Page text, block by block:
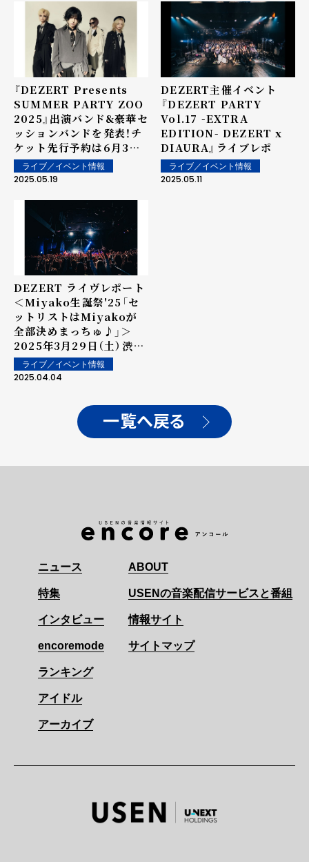
『DEZERT Presents
SUMMER PARTY ZOO
2025』出演バンド&豪華セ
ッションバンドを発表！チ
ケット先行予約は6月3日
(火)よりスタート！
ライブ／イベント情報
2025.05.19
DEZERT主催イベント
『DEZERT PARTY
Vol.17 -EXTRA
EDITION- DEZERT x
DIAURA』ライブレポ
ライブ／イベント情報
2025.05.11
DEZERT ライヴレポート
＜Miyako生誕祭'25「セ
ットリストはMiyakoが
全部決めまっちゅ♪」＞
2025年3月29日（土）渋谷
WWWX "武道館ワンマン
後も揺るがぬバンドの現在
ライブ／イベント情報
2025.04.04
一覧へ戻る
ニュース
特集
インタビュー
encoremode
ランキング
アイドル
アーカイブ
ABOUT
USENの音楽配信サービスと番組
情報サイト
サイトマップ